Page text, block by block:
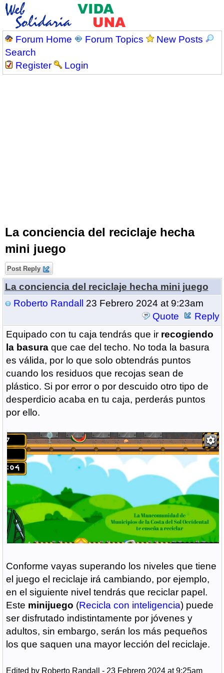
Forum Home Forum Topics
New Posts
Search
Register
Login
La conciencia del reciclaje hecha
mini juego
Post Reply
La conciencia del reciclaje hecha mini juego
Roberto Randall
23 Febrero 2024 at 9:23am
Quote
Reply
Equipado con tu caja tendrás que ir recogiendo
la basuraque cae del techo. No toda la basura
es válida, por lo que solo obtendrás puntos
cuando los residuos que recojas sean de
plástico. Si por error o por descuido otro tipo de
desperdicio acaba en tu caja, perderás puntos
por ello.
Conforme vayas superando los niveles que tiene
el juego el reciclaje irá cambiando, por ejemplo,
en el siguiente nivel tendrás que reciclar papel.
Este minijuego (Recicla con inteligencia) puede
ser disfrutado indistintamente por jóvenes y
adultos, sin embargo, serán los más pequeños
los que saquen una mayor lección del reciclaje.
Edited by Roberto Randall - 23 Febrero 2024 at 9:25am